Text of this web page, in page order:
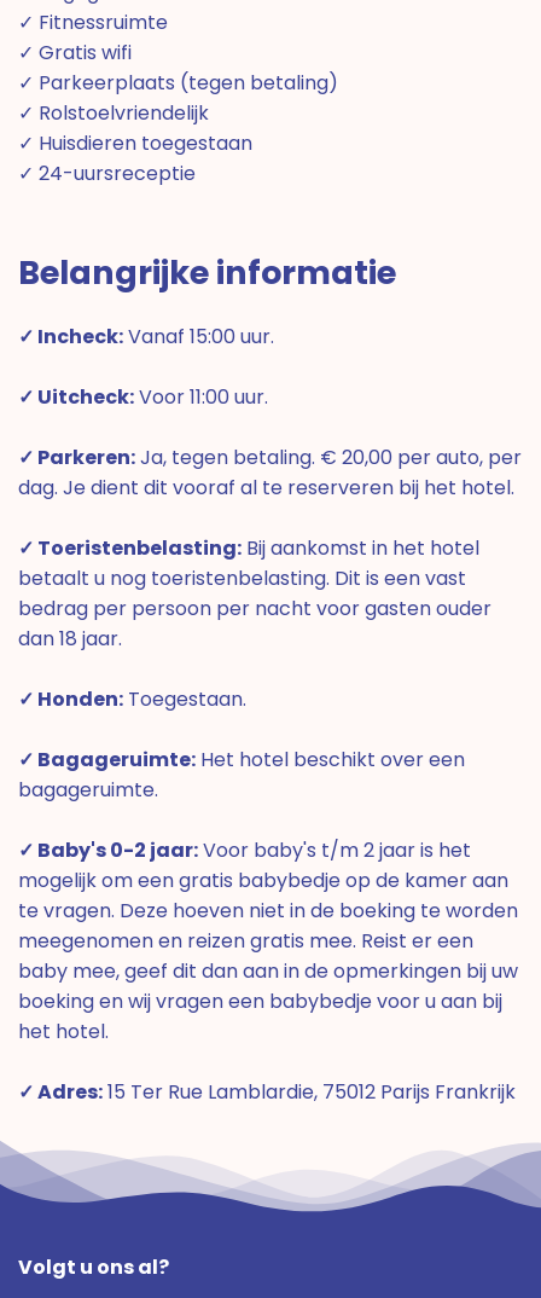
✓ Fitnessruimte
✓ Gratis wifi
✓ Parkeerplaats (tegen betaling)
✓ Rolstoelvriendelijk
✓ Huisdieren toegestaan
✓ 24-uursreceptie
Belangrijke informatie
✓ Incheck:Vanaf 15:00 uur.
✓ Uitcheck:Voor 11:00 uur.
✓ Parkeren:Ja, tegen betaling. € 20,00 per auto, per
dag. Je dient dit vooraf al te reserveren bij het hotel.
✓ Toeristenbelasting: Bij aankomst in het hotel
betaalt u nog toeristenbelasting. Dit is een vast
bedrag per persoon per nacht voor gasten ouder
dan 18 jaar.
✓ Honden: Toegestaan.
✓ Bagageruimte: Het hotel beschikt over een
bagageruimte.
✓ Baby's 0-2 jaar:Voor baby's t/m 2 jaar is het
mogelijk om een gratis babybedje op de kamer aan
te vragen. Deze hoeven niet in de boeking te worden
meegenomen en reizen gratis mee. Reist er een
baby mee, geef dit dan aan in de opmerkingen bij uw
boeking en wij vragen een babybedje voor u aan bij
het hotel.
✓ Adres:15 Ter Rue Lamblardie, 75012 Parijs Frankrijk
Volgt u ons al?